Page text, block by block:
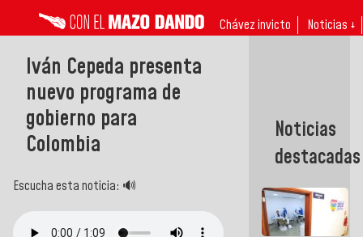
Chávez invicto Noticias ↓
Iván Cepeda presenta
nuevo programa de
gobierno para
Colombia
Escucha esta noticia: 🔊
Noticias
destacadas